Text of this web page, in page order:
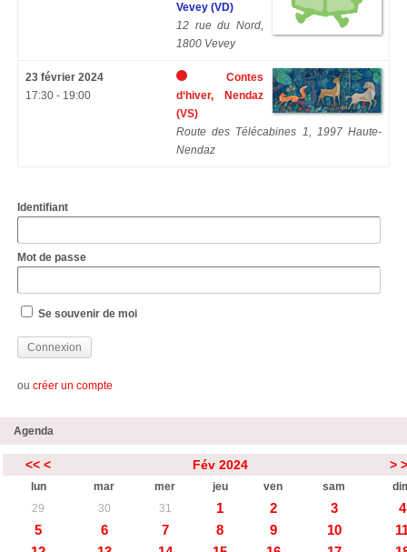
Vevey (VD)
12 rue du Nord,
1800 Vevey
23 février 2024
17:30 - 19:00
Contes
d‘hiver, Nendaz
(VS)
Route des Télécabines 1, 1997 Haute-
Nendaz
Identifiant
Mot de passe
Se souvenir de moi
ou créer un compte
Agenda
<< < Fév 2024 >
lun mar mer jeu ven sam
29
30 31 1 2 3
4
5
6 7 8 9 10